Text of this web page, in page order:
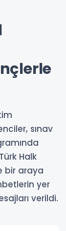
sınav
Halk
bir araya
yer
verildi.